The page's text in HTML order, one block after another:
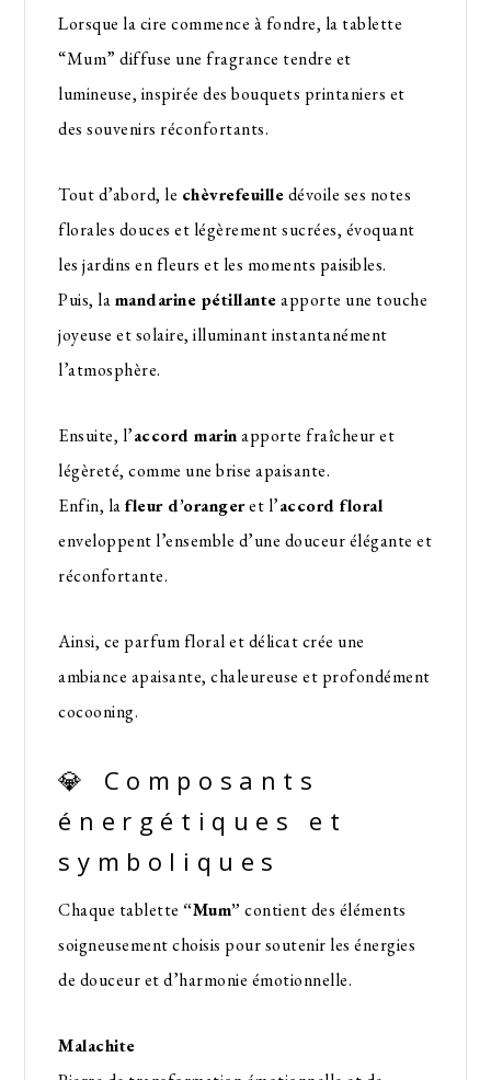
Lorsque la cire commence à fondre, la tablette
“Mum” diffuse une fragrance tendre et
lumineuse, inspirée des bouquets printaniers et
des souvenirs réconfortants.
Tout d’abord, le chèvrefeuilledévoile ses notes
florales douces et légèrement sucrées, évoquant
les jardins en fleurs et les moments paisibles.
Puis, lamandarine pétillanteapporte une touche
joyeuse et solaire, illuminant instantanément
l’atmosphère.
Ensuite, l’accord marinapporte fraîcheur et
légèreté, comme une brise apaisante.
Enfin, lafleur d’orangeret l’accord floral
enveloppent l’ensemble d’une douceur élégante et
réconfortante.
Ainsi, ce parfum floral et délicat crée une
ambiance apaisante, chaleureuse et profondément
cocooning.
💎 Composants
énergétiques et
symboliques
Chaque tablette “Mum” contient des éléments
soigneusement choisis pour soutenir les énergies
de douceur et d’harmonie émotionnelle.
Malachite